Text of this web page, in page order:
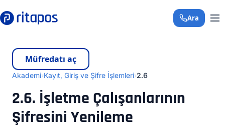
+90 850 308 29
Ara
Müfredatı aç
Akademi Kayıt, Giriş ve Şifre İşlemleri 2.6
2.6. İşletme Çalışanlarının
Şifresini Yenileme